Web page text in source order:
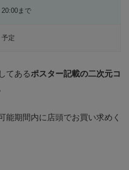
20:00まで
定
てあるポスター記載の二次元コ
能期間内に店頭でお買い求めく